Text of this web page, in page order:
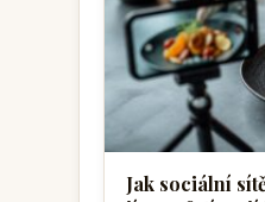
Jak sociální